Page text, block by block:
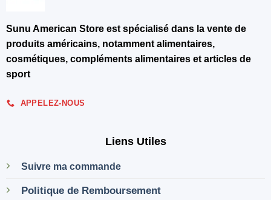
Sunu American Store est spécialisé dans la vente de
produits américains, notamment alimentaires,
cosmétiques, compléments alimentaires et articles de
sport
APPELEZ-NOUS
Liens Utiles
Suivre ma commande
Politique de Remboursement